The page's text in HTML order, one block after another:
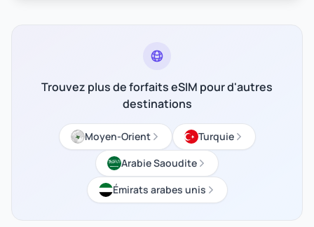
Trouvez plus de forfaits eSIM pour d'autres
destinations
Moyen-Orient
Turquie
Arabie Saoudite
Émirats arabes unis